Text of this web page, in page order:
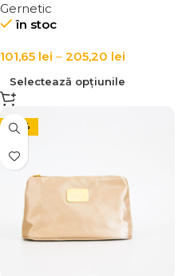
Gernetic
în stoc
101,65 lei – 205,20 lei
Selectează opțiunile
-24%